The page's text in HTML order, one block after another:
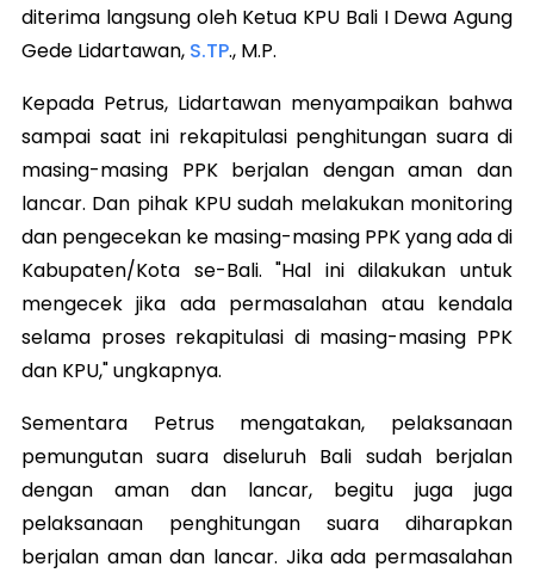
diterima langsung oleh Ketua KPU Bali I Dewa Agung
Gede Lidartawan, S.TP., M.P.
Kepada Petrus, Lidartawan menyampaikan bahwa
sampai saat ini rekapitulasi penghitungan suara di
masing-masing PPK berjalan dengan aman dan
lancar. Dan pihak KPU sudah melakukan monitoring
dan pengecekan ke masing-masing PPK yang ada di
Kabupaten/Kota se-Bali. "Hal ini dilakukan untuk
mengecek jika ada permasalahan atau kendala
selama proses rekapitulasi di masing-masing PPK
dan KPU," ungkapnya.
Sementara Petrus mengatakan, pelaksanaan
pemungutan suara diseluruh Bali sudah berjalan
dengan aman dan lancar, begitu juga juga
pelaksanaan penghitungan suara diharapkan
berjalan aman dan lancar. Jika ada permasalahan